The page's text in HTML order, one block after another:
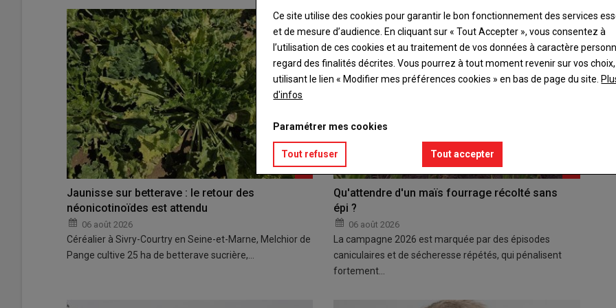
Jaunisse sur betterave : le retour des
néonicotinoïdes est attendu
06 août 2026
Céréalier à Sivry-Courtry en Seine-et-Marne, Melchior de
Pange cultive 25 ha de betterave sucrière,…
Qu'attendre d'un maïs fourrage récolté sans
épi ?
06 août 2026
La campagne 2026 est marquée par des épisodes
caniculaires et de sécheresse répétés, qui pénalisent
fortement…
Éclosion à la ferme en toute délicatesse pour
Plus de vidéos
19 mars 2026
Plus de
Ce site utilise des cookies pour garantir le bon fonctionnement des services
et de mesure d’audience. En cliquant sur « Tout Accepter », vous consentez à
l’utilisation de ces cookies et au traitement de vos données à caractère
regard des finalités décrites. Vous pourrez à tout moment revenir sur vos
utilisant le lien « Modifier mes préférences cookies » en bas de page du site.
d'infos
Paramétrer mes cookies
Tout refuser Tout accepter